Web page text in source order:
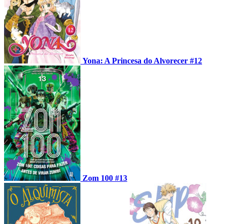
Yona: A Princesa do Alvorecer #12
Zom 100 #13